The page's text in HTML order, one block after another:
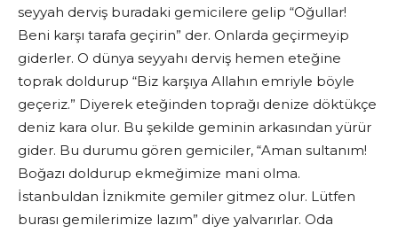
seyyah derviş buradaki gemicilere gelip “Oğullar!
Beni karşı tarafa geçirin” der. Onlarda geçirmeyip
giderler. O dünya seyyahı derviş hemen eteğine
toprak doldurup “Biz karşıya Allahın emriyle böyle
geçeriz.” Diyerek eteğinden toprağı denize döktükçe
deniz kara olur. Bu şekilde geminin arkasından yürür
gider. Bu durumu gören gemiciler, “Aman sultanım!
Boğazı doldurup ekmeğimize mani olma.
İstanbuldan İznikmite gemiler gitmez olur. Lütfen
burası gemilerimize lazım” diye yalvarırlar. Oda